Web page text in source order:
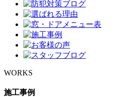
WORKS
施工事例